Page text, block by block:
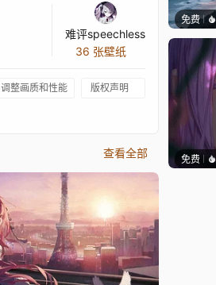
难评speechless
36 张壁纸
调整画质和性能 版权声明
查看全部
免费
免费